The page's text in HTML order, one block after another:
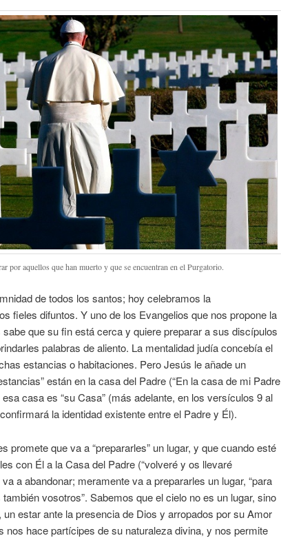
por aquellos que han muerto y que se encuentran en el Purgatorio.
de todos los santos; hoy celebramos la
fieles difuntos. Y uno de los Evangelios que nos propone la
que su fin está cerca y quiere preparar a sus discípulos
palabras de aliento. La mentalidad judía concebía el
estancias o habitaciones. Pero Jesús le añade un
están en la casa del Padre (“En la casa de mi Padre
casa es “su Casa” (más adelante, en los versículos 9 al
la identidad existente entre el Padre y Él).
promete que va a “prepararles” un lugar, y que cuando esté
con Él a la Casa del Padre (“volveré y os llevaré
a abandonar; meramente va a prepararles un lugar, “para
vosotros”. Sabemos que el cielo no es un lugar, sino
estar ante la presencia de Dios y arropados por su Amor
nos hace partícipes de su naturaleza divina, y nos permite